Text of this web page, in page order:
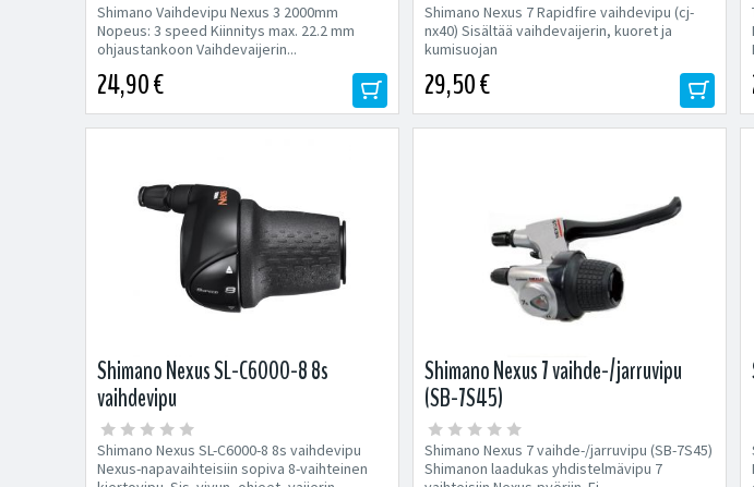
Shimano Vaihdevipu Nexus 3 2000mm
Nopeus: 3 speed Kiinnitys max. 22.2 mm
ohjaustankoon Vaihdevaijerin...
24,90 €
Shimano Nexus 7 Rapidfire vaihdevipu (cj-
nx40) Sisältää vaihdevaijerin, kuoret ja
kumisuojan
29,50 €
Shimano Nexus SL-C6000-8 8s
vaihdevipu
Shimano Nexus SL-C6000-8 8s vaihdevipu
Nexus-napavaihteisiin sopiva 8-vaihteinen
Shimano Nexus 7 vaihde-/jarruvipu
(SB-7S45)
Shimano Nexus 7 vaihde-/jarruvipu (SB-7S45)
Shimanon laadukas yhdistelmävipu 7